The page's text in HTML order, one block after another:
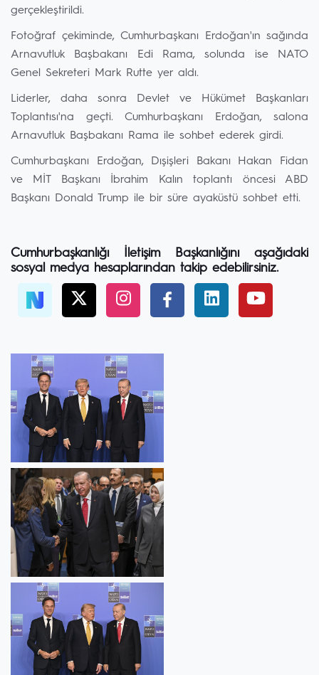
gerçekleştirildi.
Fotoğraf çekiminde, Cumhurbaşkanı Erdoğan'ın sağında
Arnavutluk Başbakanı Edi Rama, solunda ise NATO
Genel Sekreteri Mark Rutte yer aldı.
Liderler, daha sonra Devlet ve Hükümet Başkanları
Toplantısı'na geçti. Cumhurbaşkanı Erdoğan, salona
Arnavutluk Başbakanı Rama ile sohbet ederek girdi.
Cumhurbaşkanı Erdoğan, Dışişleri Bakanı Hakan Fidan
ve MİT Başkanı İbrahim Kalın toplantı öncesi ABD
Başkanı Donald Trump ile bir süre ayaküstü sohbet etti.
Cumhurbaşkanlığı İletişim Başkanlığını aşağıdaki
sosyal medya hesaplarından takip edebilirsiniz.